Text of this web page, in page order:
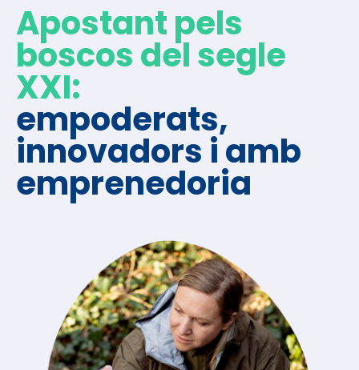
Apostant pels
boscos del segle
XXI:
empoderats,
innovadors i amb
emprenedoria